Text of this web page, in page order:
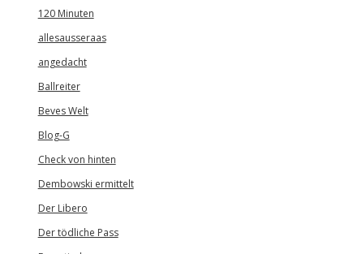
120 Minuten
allesausseraas
angedacht
Ballreiter
Beves Welt
Blog-G
Check von hinten
Dembowski ermittelt
Der Libero
Der tödliche Pass